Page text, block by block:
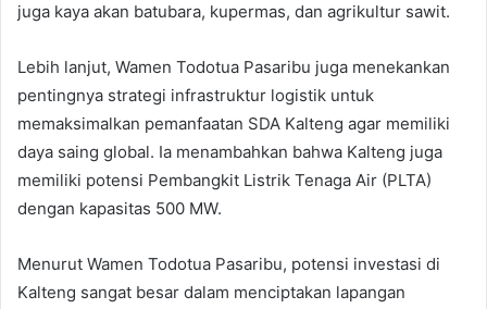
juga kaya akan batubara, kupermas, dan agrikultur sawit.
Lebih lanjut, Wamen Todotua Pasaribu juga menekankan
pentingnya strategi infrastruktur logistik untuk
memaksimalkan pemanfaatan SDA Kalteng agar memiliki
daya saing global. Ia menambahkan bahwa Kalteng juga
memiliki potensi Pembangkit Listrik Tenaga Air (PLTA)
dengan kapasitas 500 MW.
Menurut Wamen Todotua Pasaribu, potensi investasi di
Kalteng sangat besar dalam menciptakan lapangan